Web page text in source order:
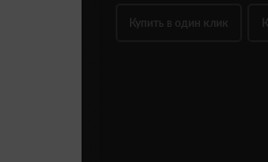
Купить в один клик